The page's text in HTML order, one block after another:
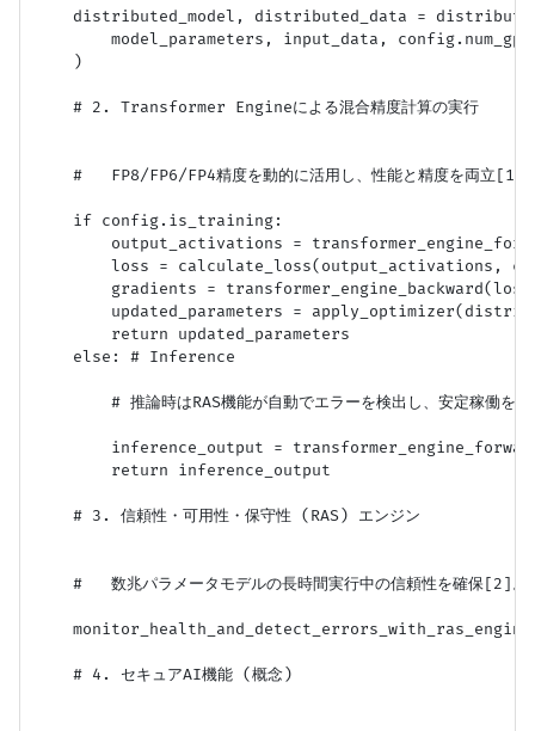
distributed_model, distributed_data =
model_parameters, input_data,
    )
    # 2. Transformer Engineによる混合精度計算の実行
#   FP8/FP6/FP4精度を動的に活用し、性能と精度を両立[1]
    if config.is_training:
output_activations =
loss = calculate_loss(output_activations,
gradients =
updated_parameters =
        return updated_parameters
    else: # Inference
# 推論時はRAS機能が自動でエラーを検出し、安定稼働を
inference_output =
        return inference_output
    # 3. 信頼性・可用性・保守性 (RAS) エンジン
    #   数兆パラメータモデルの長時間実行中の信頼性を確保[2]。
    # 4. セキュアAI機能 (概念)